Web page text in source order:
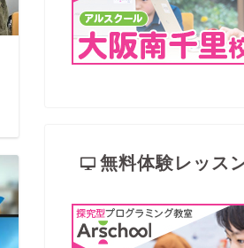
無料体験レッス